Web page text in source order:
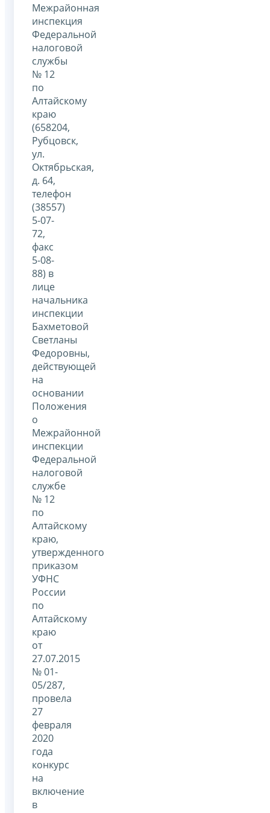
Межрайонная
инспекция
Федеральной
налоговой
службы
№ 12
по
Алтайскому
краю
(658204,
Рубцовск,
ул.
Октябрьская,
д. 64,
телефон
(38557)
5-07-
72,
факс
5-08-
88) в
лице
начальника
инспекции
Бахметовой
Светланы
Федоровны,
действующей
на
основании
Положения
о
Межрайонной
инспекции
Федеральной
налоговой
службе
№ 12
по
Алтайскому
краю,
утвержденного
приказом
УФНС
России
по
Алтайскому
краю
от
27.07.2015
№ 01-
05/287,
провела
27
февраля
2020
года
конкурс
на
включение
в